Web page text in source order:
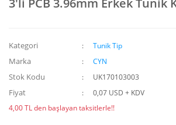
3'li PCB 3.96mm Erkek Tunik
Kategori Tunik Tip
Marka CYN
Stok Kodu UK170103003
Fiyat
0,07 USD + KDV
4,00 TL den başlayan taksitlerle!!